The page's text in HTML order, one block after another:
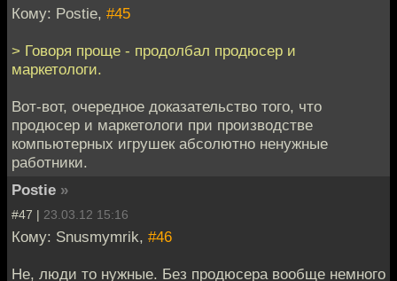
Кому: Postie, #45
> Говоря проще - продолбал продюсер и
маркетологи.
Вот-вот, очередное доказательство того, что
продюсер и маркетологи при производстве
компьютерных игрушек абсолютно ненужные
работники.
Postie »
#47 | 23.03.12 15:16
Кому: Snusmymrik, #46
Не, люди то нужные. Без продюсера вообще немного